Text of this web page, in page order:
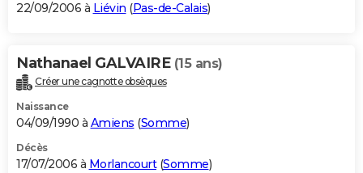
22/09/2006 à Liévin (Pas-de-Calais)
Nathanael GALVAIRE (15 ans)
Créer une cagnotte obsèques
Naissance
04/09/1990 à Amiens (Somme)
Décès
17/07/2006 à Morlancourt(Somme)